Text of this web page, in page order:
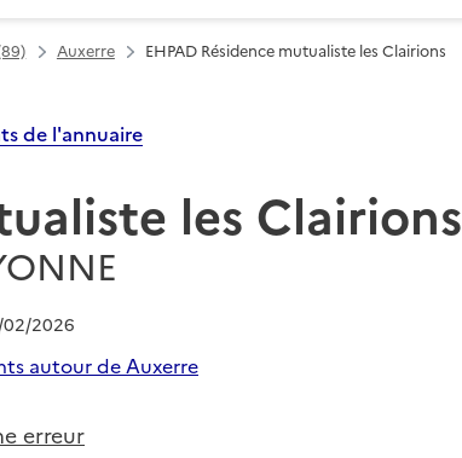
Auxerre EHPAD Résidence mutualiste les Clairions
de l'annuaire
les Clairions
2026
autour de Auxerre
erreur